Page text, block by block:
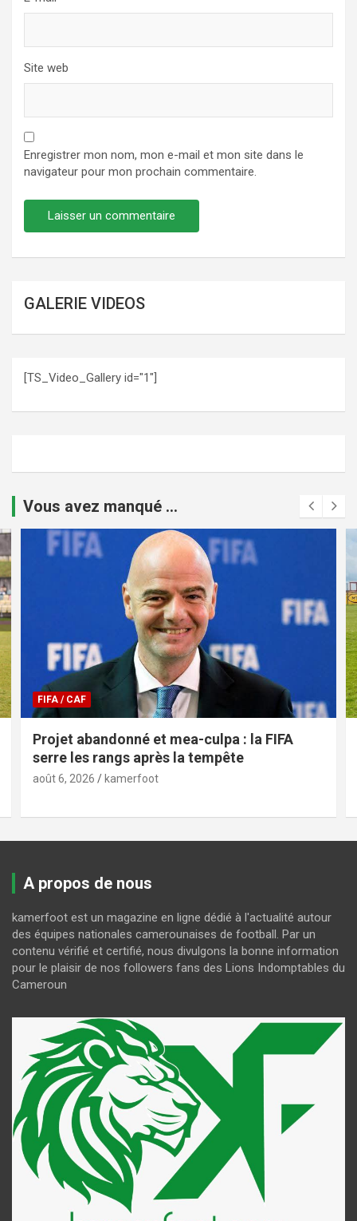
Site web
Enregistrer mon nom, mon e-mail et mon site dans le
navigateur pour mon prochain commentaire.
GALERIE VIDEOS
[TS_Video_Gallery id="1"]
Vous avez manqué ...
FIFA / CAF
Projet abandonné et mea-culpa : la FIFA
serre les rangs après la tempête
août 6, 2026 kamerfoot
A propos de nous
kamerfoot est un magazine en ligne dédié à l'actualité autour
des équipes nationales camerounaises de football. Par un
contenu vérifié et certifié, nous divulgons la bonne information
pour le plaisir de nos followers fans des Lions Indomptables du
Cameroun